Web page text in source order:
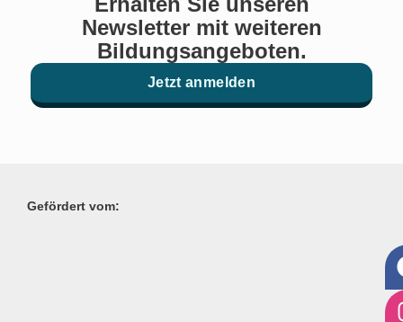
Newsletter mit weiteren
Bildungsangeboten.
Jetzt anmelden
Gefördert vom: